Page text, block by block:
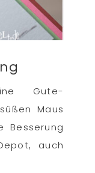
Gute-
Maus
Besserung
auch